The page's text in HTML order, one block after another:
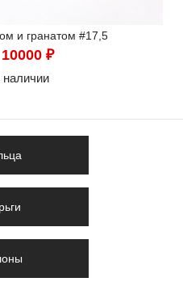
и гранатом #17,5
10000 ₽